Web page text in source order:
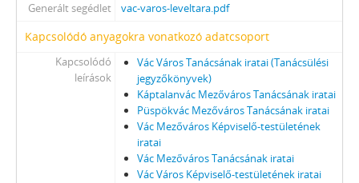
Generált segédlet
vac-varos-leveltara.pdf
Kapcsolódó anyagokra vonatkozó adatcsoport
Kapcsolódó
leírások
Vác Város Tanácsának iratai (Tanácsülési
jegyzőkönyvek)
Káptalanvác Mezőváros Tanácsának iratai
Püspökvác Mezőváros Tanácsának iratai
Vác Mezőváros Képviselő-testületének
iratai
Vác Mezőváros Tanácsának iratai
Vác Város Képviselő-testületének iratai